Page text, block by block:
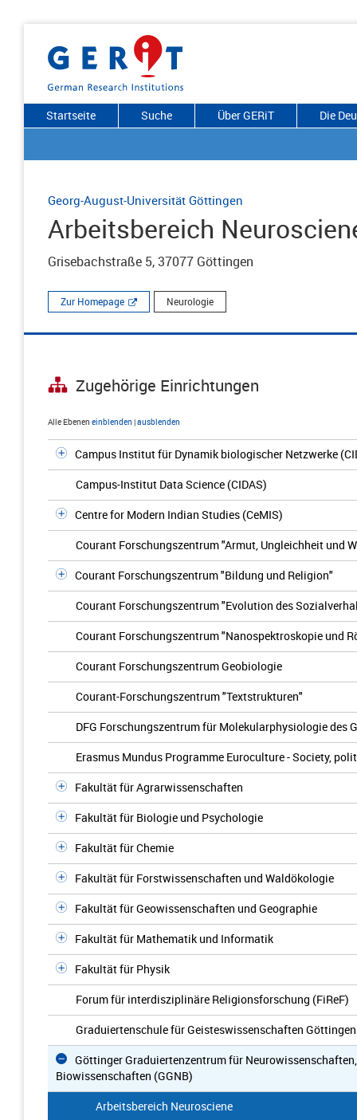
Startseite Suche Über GERiT Die
Georg-August-Universität Göttingen
Arbeitsbereich
Grisebachstraße 5, 37077 Göttingen
Zur Homepage Neurologie
Zugehörige Einrichtungen
Alle Ebenen einblenden |ausblenden
Campus Institut für Dynamik biologischer Netzwerke
Campus-Institut Data Science (CIDAS)
Centre for Modern Indian Studies (CeMIS)
Courant Forschungszentrum "Armut, Ungleichheit und
Courant Forschungszentrum "Bildung und Religion"
Courant Forschungszentrum "Evolution des
Courant Forschungszentrum "Nanospektroskopie und
Courant Forschungszentrum Geobiologie
Courant-Forschungszentrum "Textstrukturen"
DFG Forschungszentrum für Molekularphysiologie des
Erasmus Mundus Programme Euroculture - Society,
Fakultät für Agrarwissenschaften
Fakultät für Biologie und Psychologie
Fakultät für Chemie
Fakultät für Forstwissenschaften und Waldökologie
Fakultät für Geowissenschaften und Geographie
Fakultät für Mathematik und Informatik
Fakultät für Physik
Forum für interdisziplinäre Religionsforschung (FiReF)
Graduiertenschule für Geisteswissenschaften Göttingen
Göttinger Graduiertenzentrum für
Biowissenschaften (GGNB)
Arbeitsbereich Neurosciene